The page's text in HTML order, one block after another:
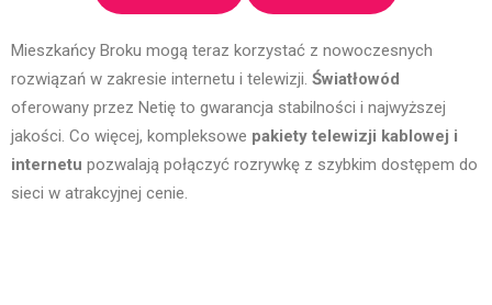
Mieszkańcy Broku mogą teraz korzystać z nowoczesnych
rozwiązań w zakresie internetu i telewizji. Światłowód
oferowany przez Netię to gwarancja stabilności i najwyższej
jakości. Co więcej, kompleksowe pakiety telewizji kablowej i
internetu pozwalają połączyć rozrywkę z szybkim dostępem do
sieci w atrakcyjnej cenie.